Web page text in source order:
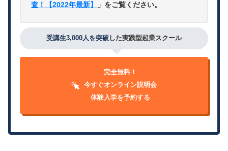
査！【2022年最新】
」をご覧ください。
受講生3,000人を突破 した実践型起業スクール
完全無料！
今すぐオンライン説明会
体験入学を予約する